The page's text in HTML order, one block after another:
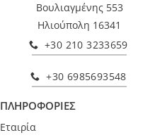
Βουλιαγμένης 553
Ηλιούπολη 16341
+30 210 3233659
+30 6985693548
ΠΛΗΡΟΦΟΡΙΕΣ
Εταιρία